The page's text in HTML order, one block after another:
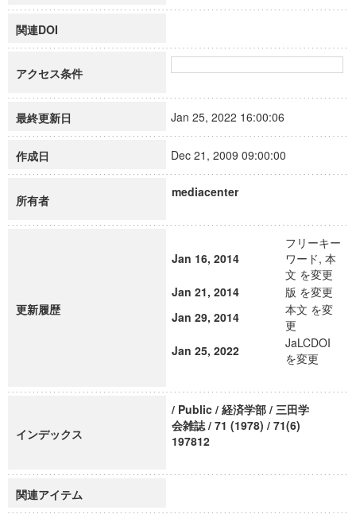
関連DOI
アクセス条件
最終更新日 Jan 25, 2022 16:00:06
作成日 Dec 21, 2009 09:00:00
所有者
mediacenter
更新履歴
Jan 16, 2014
フリーキー
ワード, 本
文 を変更
Jan 21, 2014
版 を変更
Jan 29, 2014
本文 を変
更
Jan 25, 2022
JaLCDOI
を変更
インデックス
/ Public / 経済学部 / 三田学
会雑誌 / 71 (1978) / 71(6)
197812
関連アイテム